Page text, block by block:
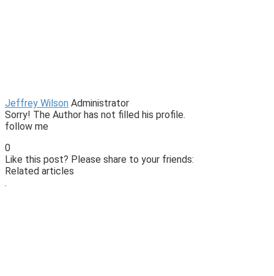
Jeffrey Wilson Administrator
Sorry! The Author has not filled his profile.
follow me
0
Like this post? Please share to your friends:
Related articles
.